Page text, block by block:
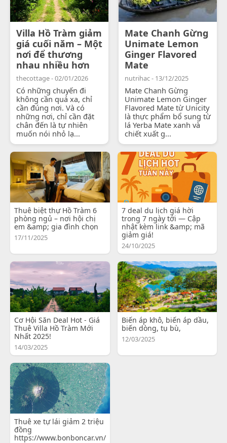
Villa Hồ Tràm giảm
giá cuối năm – Một
nơi để thương
nhau nhiều hơn
thecottage - 02/01/2026
Có những chuyến đi
không cần quá xa, chỉ
cần đúng nơi. Và có
những nơi, chỉ cần đặt
chân đến là tự nhiên
muốn nói nhỏ lạ...
Mate Chanh Gừng
Unimate Lemon
Ginger Flavored
Mate
nutrihac - 13/12/2025
Mate Chanh Gừng
Unimate Lemon Ginger
Flavored Mate từ Unicity
là thực phẩm bổ sung từ
lá Yerba Mate xanh và
chiết xuất g...
Thuê biệt thự Hồ Tràm 6
phòng ngủ – nơi hội chị
em &amp; gia đình chọn
17/11/2025
7 deal du lịch giá hời
trong 7 ngày tới — Cập
nhật kèm link &amp; mã
giảm giá!
24/10/2025
Cơ Hội Săn Deal Hot - Giá
Thuê Villa Hồ Tràm Mới
Nhất 2025!
14/03/2025
Biến áp khô, biến áp dầu,
biến dòng, tụ bù,
12/03/2025
Thuê xe tự lái giảm 2 triệu
đồng
https://www.bonboncar.vn/